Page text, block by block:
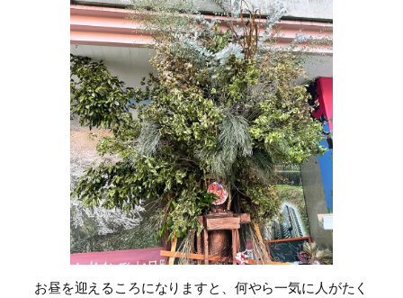
お昼を迎えるころになりますと、何やら一気に人がたく